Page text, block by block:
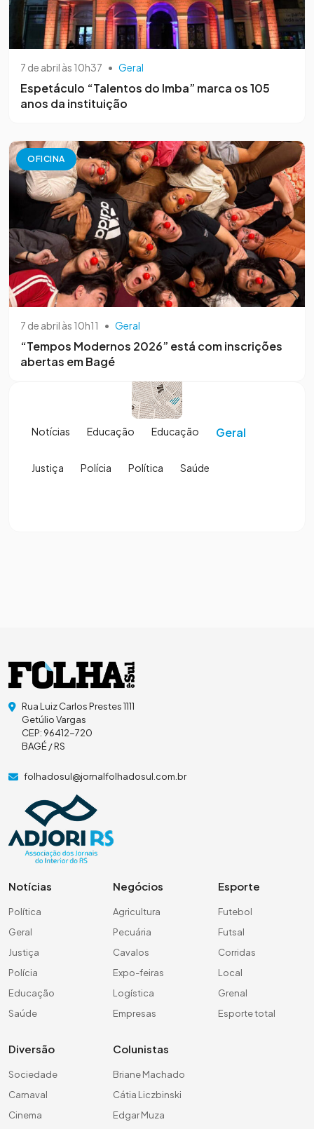
7 de abril às 10h37 • Geral
Espetáculo “Talentos do Imba” marca os 105
anos da instituição
OFICINA
7 de abril às 10h11 • Geral
“Tempos Modernos 2026” está com inscrições
abertas em Bagé
Notícias Educação Educação Geral
Justiça Polícia Política Saúde
Rua Luiz Carlos Prestes 1111
Getúlio Vargas
CEP: 96412-720
BAGÉ / RS
folhadosul@jornalfolhadosul.com.br
Notícias
Política
Geral
Justiça
Polícia
Educação
Saúde
Negócios
Agricultura
Pecuária
Cavalos
Expo-feiras
Logística
Empresas
Esporte
Futebol
Futsal
Corridas
Local
Grenal
Esporte total
Diversão
Sociedade
Carnaval
Cinema
Colunistas
Briane Machado
Cátia Liczbinski
Edgar Muza